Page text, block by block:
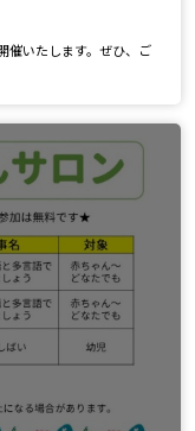
催いたします。ぜひ、ご